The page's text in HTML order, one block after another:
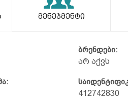
Მენეჯმენტი
ბრენდები:
არ აქვს
412742830